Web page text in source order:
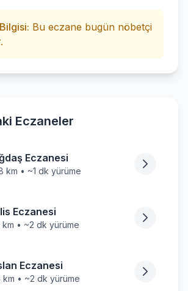
Bu eczane bugün nöbetçi
Eczaneler
Eczanesi
km • ~1 dk yürüme
Eczanesi
km • ~2 dk yürüme
Eczanesi
km • ~2 dk yürüme